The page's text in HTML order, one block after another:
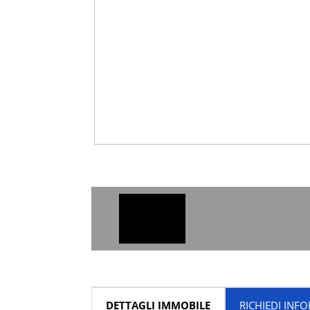
DETTAGLI IMMOBILE RICHIEDI